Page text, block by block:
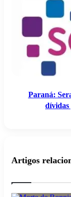
mais
milhões
Paraná:
dívidas
Artigos